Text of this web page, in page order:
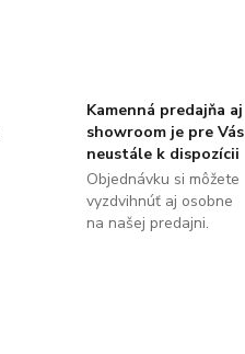
Kamenná predajňa aj
showroom je pre Vás
neustále k dispozícii
Objednávku si môžete
vyzdvihnúť aj osobne
na našej predajni.